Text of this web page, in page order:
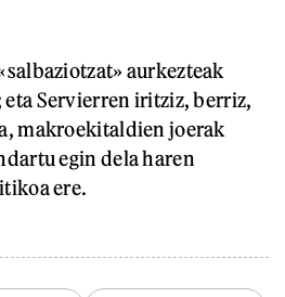
aurkezteak
Servierren iritziz, berriz,
makroekitaldien joerak
egin dela haren
ere.